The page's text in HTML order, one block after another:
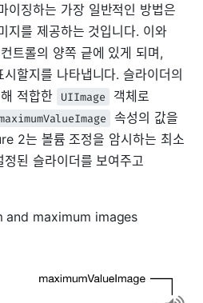
이징하는 가장 일반적인 방법은
지를 제공하는 것입니다. 이와
트롤의 양쪽 긑에 있게 되며,
할지를 나타냅니다. 슬라이더의
적합한
UIImage 객체로
속성의 값을
2는 볼륨 조정을 암시하는 최소
된 슬라이더를 보여주고
and maximum images